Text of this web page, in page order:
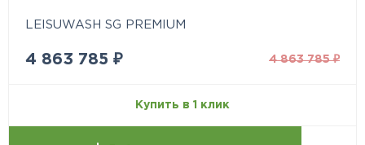
LEISUWASH SG PREMIUM
4 863 785 ₽ 4 863 785₽
Купить в 1 клик